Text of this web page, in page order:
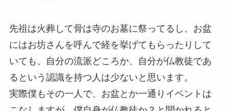
先祖は火葬して骨は寺のお墓に祭ってるし、お盆
にはお坊さんを呼んで経を挙げてもらったりして
いても、自分の流派どころか、自分が仏教徒であ
るという認識を持つ人は少ないと思います。
実際僕もその一人で、お盆とか一通りイベントは